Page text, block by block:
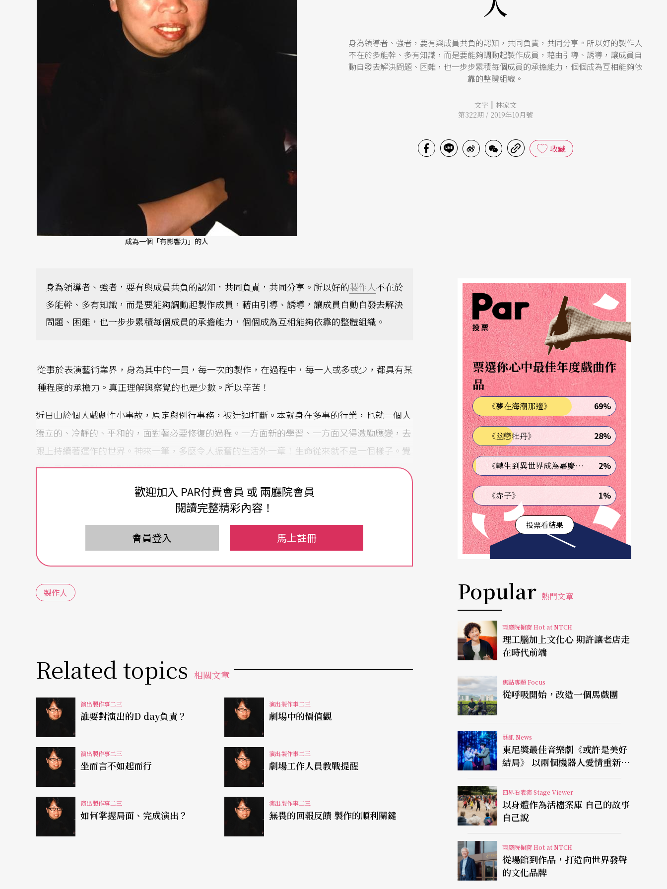
成為一個「有影響力」的人
身為領導者、強者，要有與成員共負的認知，共同負責，共同分享。所以好的製作人
不在於多能幹、多有知識，而是要能夠調動起製作成員，藉由引導、誘導，讓成員自
動自發去解決問題、困難，也一步步累積每個成員的承擔能力，個個成為互相能夠依
靠的整體組織。
文字 | 林家文
第322期 / 2019年10月號
收藏
身為領導者、強者，要有與成員共負的認知，共同負責，共同分享。所以好的製作人不在於
多能幹、多有知識，而是要能夠調動起製作成員，藉由引導、誘導，讓成員自動自發去解決
問題、困難，也一步步累積每個成員的承擔能力，個個成為互相能夠依靠的整體組織。
從事於表演藝術業界，身為其中的一員，每一次的製作，在過程中，每一人或多或少，都具有某
種程度的承擔力。真正理解與察覺的也是少數。所以辛苦！
近日由於個人戲劇性小事故，原定與例行事務，被迂迴打斷。本就身在多事的行業，也就一個人
獨立的、冷靜的、平和的，面對著必要修復的過程。一方面新的學習、一方面又得激勵應變，去
跟上持續著運作的世界。神來一筆，多麼令人振奮的生活外一章！生命從來就不是一個樣子。覺
得自己是一個對演出製作過程追求完整的狂熱分子（production nerd）——對於如何能夠在身
處的行業中，用各種角度去闡述它，去相信它，去說服同伴、後輩，真誠地持續地投入，堅持從
演出成果共享 權責卻須分清
關關相連，錯綜又精緻的表演藝術製作的合作關係，其實並沒有曲終人散、拆台聚餐時，所表現
過程步驟與執行中，責任也好，權利也好，卻必須要是「分」清楚的。
群體裡的貢獻，進而重視自己的付出，從而尊重集體，將集體利益放在個人利益之上。尤其是當
這兩方面發生衝突時，自然就會堅持集體利益高於個人利益，對事對人的價值觀與行為準則，也
就會以較有前瞻性的角度去思考與判決。
任何一齣演出製作的成功成果，都是無法搬風移師複製的。每一個製作人，都必須要想辦法與有
智慧地去找出方法，以能夠向觀眾交付一個好的作品。
身為領導者、強者，要有與成員共負的認知，共同負責，共同分享。所以好的製作人不在於多能
幹、多有知識，而是要能夠調動起製作成員，藉由引導、誘導，讓成員自動自發去解決問題、困
難，也一步步累積每個成員的承擔能力，個個成為互相能夠依靠的整體組織。
歡迎加入 PAR付費會員 或 兩廳院會員
閱讀完整精彩內容！
會員登入 馬上註冊
製作人
Related topics 相關文章
演出製作事二三
誰要對演出的D day負責？
演出製作事二三
劇場中的價值觀
演出製作事二三
坐而言不如起而行
演出製作事二三
劇場工作人員教戰提醒
演出製作事二三
如何掌握局面、完成演出？
演出製作事二三
無畏的回報反饋 製作的順利關鍵
投票
票選你心中最佳年度戲曲作
品
《夢在海潮那邊》 69%
《幽戀牡丹》 28%
《轉生到異世界成為嘉慶君—發現我的祖先是詐騙集團!?》 2%
《赤子》 1%
投票看結果
Popular 熱門文章
兩廳院櫥窗 Hot at NTCH
理工腦加上文化心 期許讓老店走
在時代前端
焦點專題 Focus
從呼吸開始，改造一個馬戲團
藝訊 News
東尼獎最佳音樂劇《或許是美好
結局》 以兩個機器人愛情重新凝
視有限人生
四界看表演 Stage Viewer
以身體作為活檔案庫 自己的故事
自己說
兩廳院櫥窗 Hot at NTCH
從場館到作品，打造向世界發聲
的文化品牌